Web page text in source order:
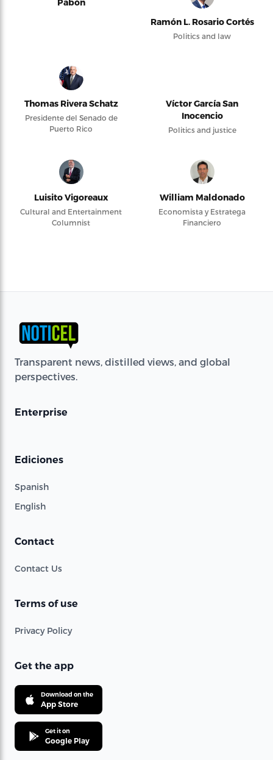
Pabón
Ramón L. Rosario Cortés
Politics and law
Thomas Rivera Schatz
Presidente del Senado de
Puerto Rico
Víctor García San
Inocencio
Politics and justice
Luisito Vigoreaux
Cultural and Entertainment
Columnist
William Maldonado
Economista y Estratega
Financiero
Transparent news, distilled views, and global
perspectives.
Enterprise
Ediciones
Spanish
English
Contact
Contact Us
Terms of use
Privacy Policy
Get the app
Download on the
App Store
Get it on
Google Play